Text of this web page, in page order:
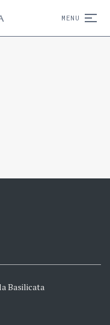
MENU
Basilicata